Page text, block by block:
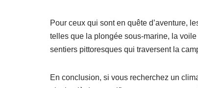
Pour ceux qui sont en quête d’aventure,
telles que la plongée sous-marine, la
sentiers pittoresques qui traversent la
En conclusion, si vous recherchez un